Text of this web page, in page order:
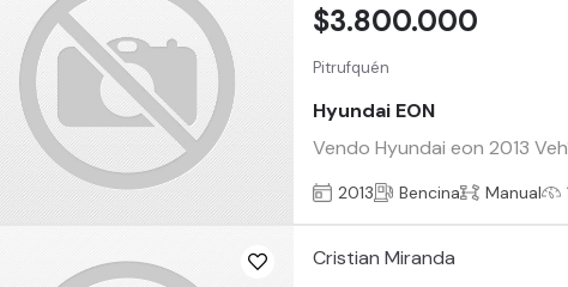
Pitrufquén
Hyundai EON
Vendo Hyundai eon 2013
$3.800.000
2013 Bencina Manual
Cristian Miranda